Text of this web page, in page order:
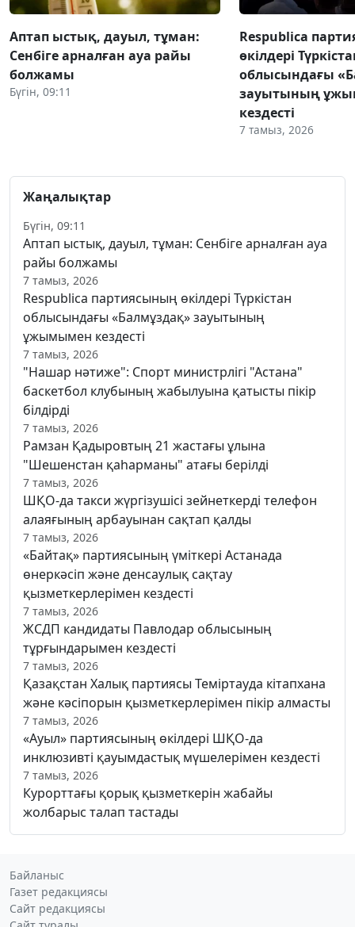
Аптап ыстық, дауыл, тұман:
Сенбіге арналған ауа райы
болжамы
Бүгін, 09:11
Respublica
өкілдері
облысындағы
зауытының
кездесті
7 тамыз, 2026
Жаңалықтар
Бүгін, 09:11
Аптап ыстық, дауыл, тұман: Сенбіге арналған ауа
райы болжамы
7 тамыз, 2026
Respublica партиясының өкілдері Түркістан
облысындағы «Балмұздақ» зауытының
ұжымымен кездесті
7 тамыз, 2026
"Нашар нәтиже": Спорт министрлігі "Астана"
баскетбол клубының жабылуына қатысты пікір
білдірді
7 тамыз, 2026
Рамзан Қадыровтың 21 жастағы ұлына
"Шешенстан қаһарманы" атағы берілді
7 тамыз, 2026
ШҚО-да такси жүргізушісі зейнеткерді телефон
алаяғының арбауынан сақтап қалды
7 тамыз, 2026
«Байтақ» партиясының үміткері Астанада
өнеркәсіп және денсаулық сақтау
қызметкерлерімен кездесті
7 тамыз, 2026
ЖСДП кандидаты Павлодар облысының
тұрғындарымен кездесті
7 тамыз, 2026
Қазақстан Халық партиясы Теміртауда кітапхана
және кәсіпорын қызметкерлерімен пікір алмасты
7 тамыз, 2026
«Ауыл» партиясының өкілдері ШҚО-да
инклюзивті қауымдастық мүшелерімен кездесті
7 тамыз, 2026
Курорттағы қорық қызметкерін жабайы
жолбарыс талап тастады
Байланыс
Газет редакциясы
Сайт редакциясы